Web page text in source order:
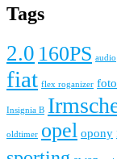
Tags
2.0 160PS audio
fiat flex roganizer foto
Insignia B
oldtimer opel opony